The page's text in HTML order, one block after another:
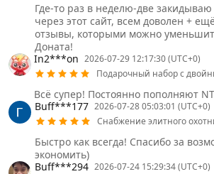
Где-то раз в неделю-две
через этот сайт, всем доволен +
отзывы, которыми можно
Доната!
In2***on 2026-07-29 12:17:30 (UTC+0)
Подарочный набор с
Всё супер! Постоянно пополняют
Buff***177 2026-07-28 05:03:01 (UTC+0)
Снабжение элитного
Быстро как всегда! Спасибо за
экономить)
Buff***294 2026-07-24 15:29:34 (UTC+0)